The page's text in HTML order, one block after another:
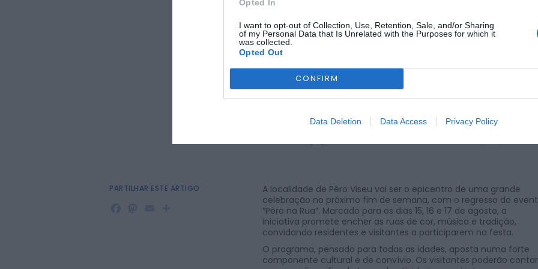
Opted In
I want to opt-out of Collection, Use, Retention, Sale, and/or Sharing
of my Personal Data that Is Unrelated with the Purposes for which it
was collected.
Opted Out
CONFIRM
Data Deletion Data Access Privacy Policy
A localidade de Pêro Viseu vai ser o epicentro de uma grande
celebração no próximo fim de semana, com o regresso do
“Pêro na Rua”. Marcado para os dias 15, 16 e 17 de agosto, a
iniciativa promete encher as ruas de cor, música e tradição,
convidando residentes e visitantes a participarem na festa.
O programa, pensado para todas as idades, aposta numa forte
componente cultural e de convívio. Os visitantes poderão contar
PARTILHAR ESTE ARTIGO